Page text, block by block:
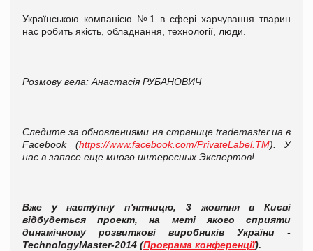
Українською компанією №1 в сфері харчування тварин
нас робить якість, обладнання, технології, люди.
Розмову вела: Анастасія РУБАНОВИЧ
Следите за обновлениями на странице trademaster.ua в
Facebook (https://www.facebook.com/PrivateLabel.TM). У
нас в запасе еще много интересных Экспертов!
Вже у наступну п'ятницю, 3 жовтня в Києві
відбудеться проект, на меті якого сприяти
динамічному розвиткові виробників України -
TechnologyMaster-2014 (Програма конференції).